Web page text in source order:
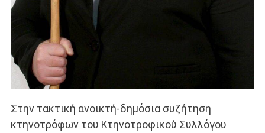
Στην τακτική ανοικτή-δημόσια συζήτηση
κτηνοτρόφων του Κτηνοτροφικού Συλλόγου